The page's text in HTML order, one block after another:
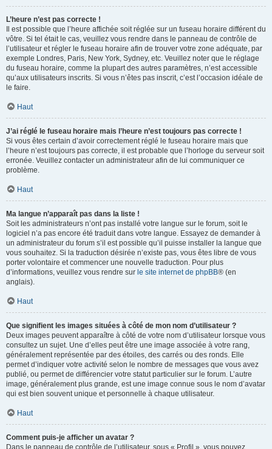
L’heure n’est pas correcte !
Il est possible que l’heure affichée soit réglée sur un fuseau horaire différent du
vôtre. Si tel était le cas, veuillez vous rendre dans le panneau de contrôle de
l’utilisateur et régler le fuseau horaire afin de trouver votre zone adéquate, par
exemple Londres, Paris, New York, Sydney, etc. Veuillez noter que le réglage
du fuseau horaire, comme la plupart des autres paramètres, n’est accessible
qu’aux utilisateurs inscrits. Si vous n’êtes pas inscrit, c’est l’occasion idéale de
le faire.
Haut
J’ai réglé le fuseau horaire mais l’heure n’est toujours pas correcte !
Si vous êtes certain d’avoir correctement réglé le fuseau horaire mais que
l’heure n’est toujours pas correcte, il est probable que l’horloge du serveur soit
erronée. Veuillez contacter un administrateur afin de lui communiquer ce
problème.
Haut
Ma langue n’apparaît pas dans la liste !
Soit les administrateurs n’ont pas installé votre langue sur le forum, soit le
logiciel n’a pas encore été traduit dans votre langue. Essayez de demander à
un administrateur du forum s’il est possible qu’il puisse installer la langue que
vous souhaitez. Si la traduction désirée n’existe pas, vous êtes libre de vous
porter volontaire et commencer une nouvelle traduction. Pour plus
d’informations, veuillez vous rendre sur le site internet de phpBB® (en
anglais).
Haut
Que signifient les images situées à côté de mon nom d’utilisateur ?
Deux images peuvent apparaître à côté de votre nom d’utilisateur lorsque vous
consultez un sujet. Une d’elles peut être une image associée à votre rang,
généralement représentée par des étoiles, des carrés ou des ronds. Elle
permet d’indiquer votre activité selon le nombre de messages que vous avez
publié, ou permet de différencier votre statut particulier sur le forum. L’autre
image, généralement plus grande, est une image connue sous le nom d’avatar
qui est bien souvent unique et personnelle à chaque utilisateur.
Haut
Comment puis-je afficher un avatar ?
Dans le panneau de contrôle de l’utilisateur, sous « Profil », vous pouvez